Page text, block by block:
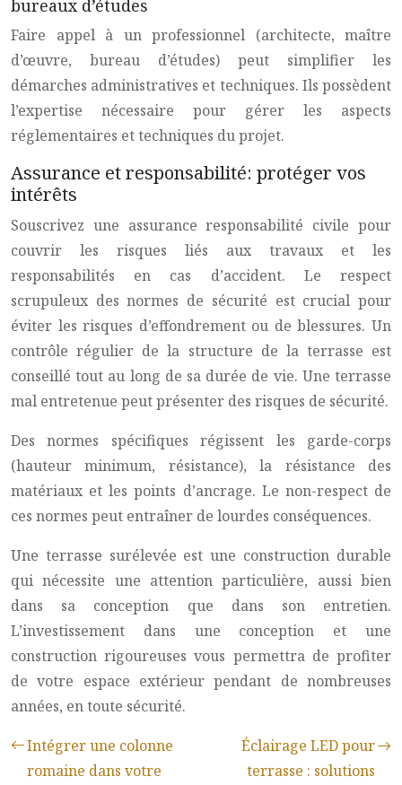
bureaux d’études
Faire appel à un professionnel (architecte, maître
d’œuvre, bureau d’études) peut simplifier les
démarches administratives et techniques. Ils possèdent
l’expertise nécessaire pour gérer les aspects
réglementaires et techniques du projet.
Assurance et responsabilité: protéger vos
intérêts
Souscrivez une assurance responsabilité civile pour
couvrir les risques liés aux travaux et les
responsabilités en cas d’accident. Le respect
scrupuleux des normes de sécurité est crucial pour
éviter les risques d’effondrement ou de blessures. Un
contrôle régulier de la structure de la terrasse est
conseillé tout au long de sa durée de vie. Une terrasse
mal entretenue peut présenter des risques de sécurité.
Des normes spécifiques régissent les garde-corps
(hauteur minimum, résistance), la résistance des
matériaux et les points d’ancrage. Le non-respect de
ces normes peut entraîner de lourdes conséquences.
Une terrasse surélevée est une construction durable
qui nécessite une attention particulière, aussi bien
dans sa conception que dans son entretien.
L’investissement dans une conception et une
construction rigoureuses vous permettra de profiter
de votre espace extérieur pendant de nombreuses
années, en toute sécurité.
Intégrer une colonne
romaine dans votre
Éclairage LED pour
terrasse : solutions